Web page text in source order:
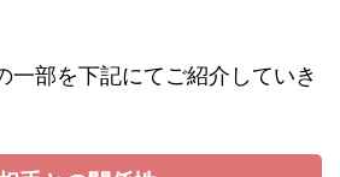
一部を下記にてご紹介していき